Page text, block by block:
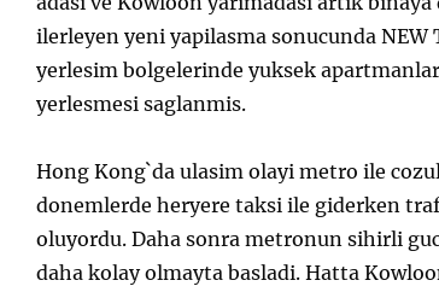
ilerleyen yeni yapilasma sonucunda NEW
yerlesim bolgelerinde yuksek
yerlesmesi saglanmis.
Hong Kong`da ulasim olayi metro ile
donemlerde heryere taksi ile giderken
oluyordu. Daha sonra metronun sihirli
daha kolay olmayta basladi. Hatta